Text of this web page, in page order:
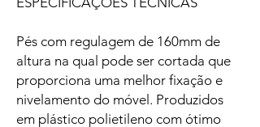
Pés com regulagem de 160mm de
altura na qual pode ser cortada que
proporciona uma melhor fixação e
nivelamento do móvel. Produzidos
em plástico polietileno com ótimo